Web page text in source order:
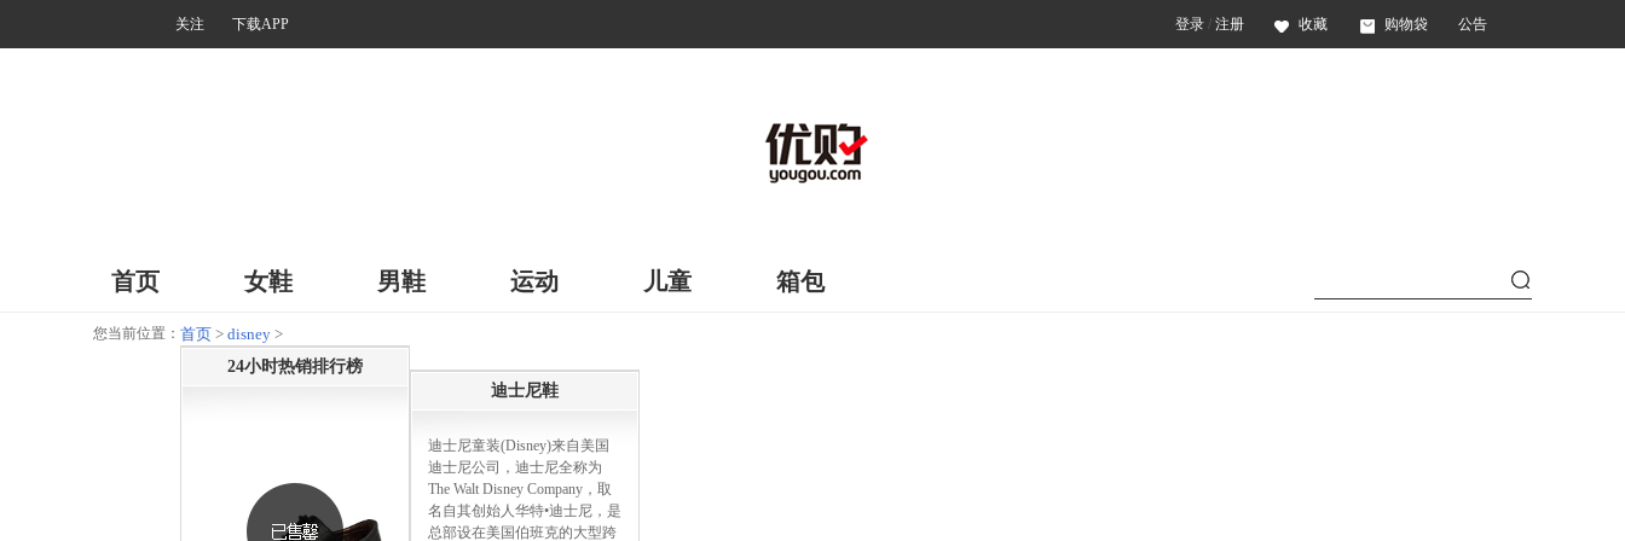
关注 下载APP 登录 / 注册 收藏 购物袋 公告
首页 女鞋 男鞋 运动 儿童 箱包
您当前位置： 首页 > disney >
24小时热销排行榜
迪士尼鞋
迪士尼童装(Disney)来自美国
迪士尼公司，迪士尼全称为
The Walt Disney Company，取
名自其创始人华特•迪士尼，是
总部设在美国伯班克的大型跨